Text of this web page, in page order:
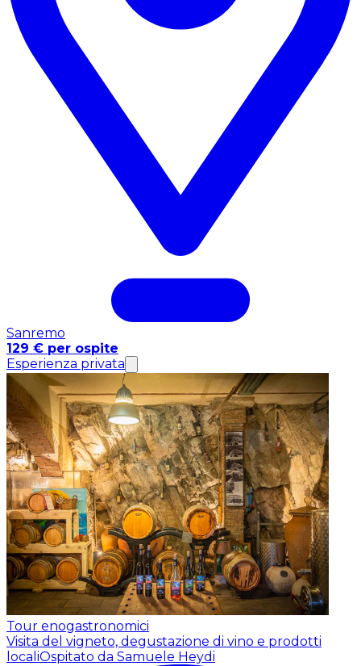
Sanremo
129 € per ospite
Esperienza privata
Tour enogastronomici
Visita del vigneto, degustazione di vino e prodotti
localiOspitato da Samuele Heydi